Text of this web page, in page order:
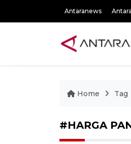
Antaranews
Home Tag
#HARGA